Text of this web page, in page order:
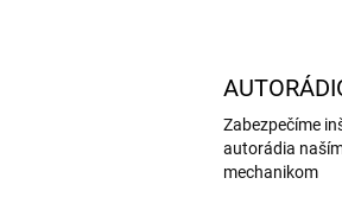
Zabezpečíme
autorádia
mechanikom